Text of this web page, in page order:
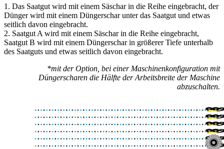
1. Das Saatgut wird mit einem Säschar in die Reihe eingebracht, der
Dünger wird mit einem Düngerschar unter das Saatgut und etwas
seitlich davon eingebracht.
2. Saatgut A wird mit einem Säschar in die Reihe eingebracht,
Saatgut B wird mit einem Düngerschar in größerer Tiefe unterhalb
des Saatguts und etwas seitlich davon eingebracht.
*mit der Option, bei einer Maschinenkonfiguration mit
Düngerscharen die Hälfte der Arbeitsbreite der Maschine
abzuschalten.